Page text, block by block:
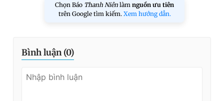
Chọn Báo Thanh Niên làm nguồn ưu tiên
trên Google tìm kiếm. Xem hướng dẫn.
Bình luận (0)